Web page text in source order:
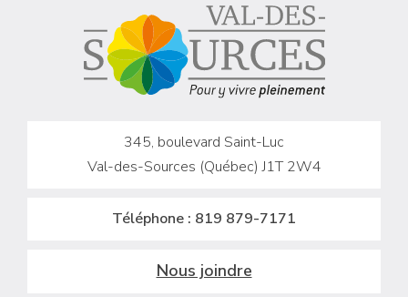
345, boulevard Saint-Luc
Val-des-Sources (Québec) J1T 2W4
Téléphone : 819 879-7171
Nous joindre